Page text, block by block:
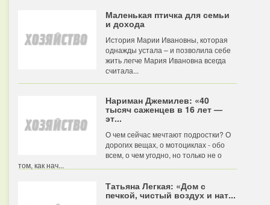
Маленькая птичка для семьи
и дохода
История Марии Ивановны, которая
однажды устала – и позволила себе
жить легче Мария Ивановна всегда
считала...
Нариман Джемилев: «40
тысяч саженцев в 16 лет —
эт...
О чем сейчас мечтают подростки? О
дорогих вещах, о мотоциклах - обо
всем, о чем угодно, но только не о
том, как нач...
Татьяна Легкая: «Дом с
печкой, чистый воздух и нат...